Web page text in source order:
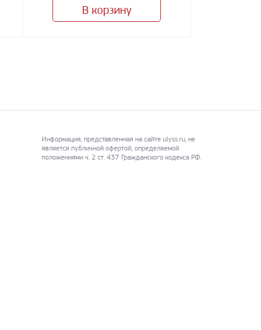
В корзину
Информация, представленная на сайте ulyss.ru, не
является публичной офертой, определяемой
положениями ч. 2 ст. 437 Гражданского кодекса РФ.